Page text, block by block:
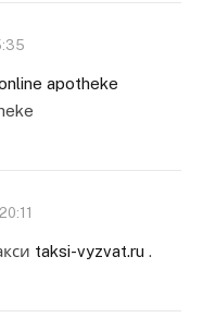
apotheke
taksi-vyzvat.ru .